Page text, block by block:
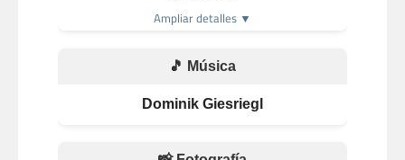
Ampliar detalles ▼
🎵 Música
Dominik Giesriegl